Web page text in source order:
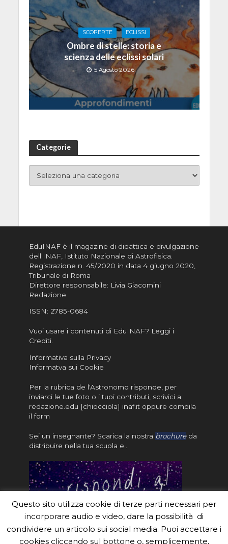
SCOPERTE ECLISSI
Ombre di stelle: storia e
scienza delle eclissi solari
5 Agosto 2026
Categorie
EduINAF è il magazine di didattica e divulgazione
dell'INAF, Istituto Nazionale di Astrofisica
Registrazione n. 45/2020 in data 4 giugno 2020,
Tribunale di Roma
Direttore responsabile: Livia Giacomini
Redazione
ISSN: 2785-0684
Vuoi usare i contenuti di EduINAF? Leggi i
Crediti.
Informativa sulla Privacy
Informatva sui Cookie
Per la rubrica de l'Astronomo risponde, per
inviarci le tue foto o i tuoi contributi, scrivici a
redazione.edu [chiocciola] inaf.it oppure compila
il form
Sei un insegnante? Scarica la nostra brochureda
distribuire nella tua scuola e…
Questo sito utilizza cookie di terze parti necessari per
incorporare audio e video, dare la possibilità di
condividere un articolo sui social media. Puoi accettare i
cookies cliccando sul bottone o, semplicemente,